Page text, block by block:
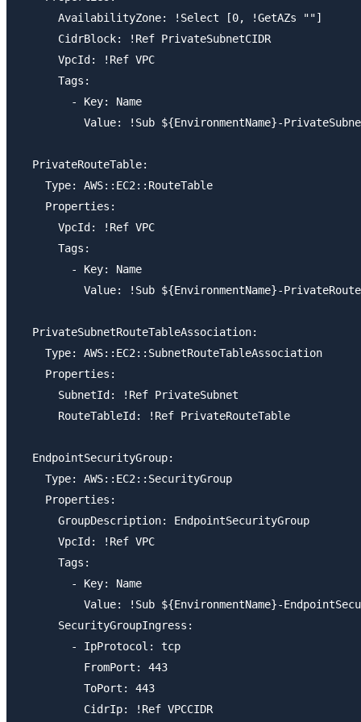
      AvailabilityZone: !Select [0, !GetAZs ""]
      CidrBlock: !Ref PrivateSubnetCIDR
      VpcId: !Ref VPC
      Tags:
        - Key: Name
Value: !Sub ${EnvironmentName}-
  PrivateRouteTable:
    Type: AWS::EC2::RouteTable
    Properties:
      VpcId: !Ref VPC
      Tags:
        - Key: Name
Value: !Sub ${EnvironmentName}-
  PrivateSubnetRouteTableAssociation:
    Type: AWS::EC2::SubnetRouteTableAssociation
    Properties:
      SubnetId: !Ref PrivateSubnet
      RouteTableId: !Ref PrivateRouteTable
  EndpointSecurityGroup:
    Type: AWS::EC2::SecurityGroup
    Properties:
      GroupDescription: EndpointSecurityGroup
      VpcId: !Ref VPC
      Tags:
        - Key: Name
Value: !Sub ${EnvironmentName}-
      SecurityGroupIngress:
        - IpProtocol: tcp
          FromPort: 443
          ToPort: 443
          CidrIp: !Ref VPCCIDR